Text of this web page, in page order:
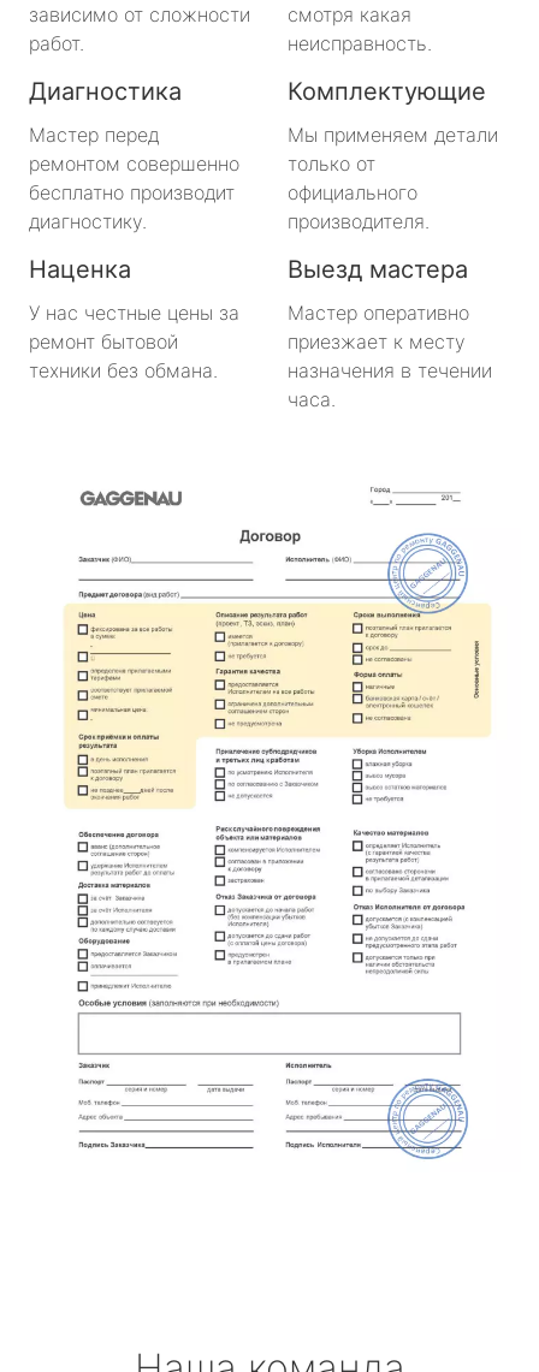
зависимо от сложности
работ.
смотря какая
неисправность.
Диагностика
Мастер перед
ремонтом совершенно
бесплатно производит
диагностику.
Комплектующие
Мы применяем детали
только от
официального
производителя.
Наценка
У нас честные цены за
ремонт бытовой
техники без обмана.
Выезд мастера
Мастер оперативно
приезжает к месту
назначения в течении
часа.